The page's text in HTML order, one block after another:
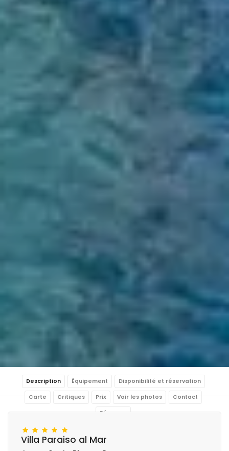
Description Équipement Disponibilité et réservation
Carte Critiques Prix Voir les photos Contact
Réserver
Villa Paraiso al Mar